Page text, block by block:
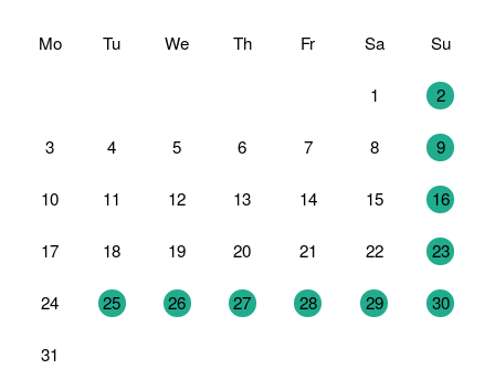
Mo Tu We Th Fr Sa Su
1 2
3 4 5 6 7 8 9
10 11 12 13 14 15 16
17 18 19 20 21 22 23
24 25 26 27 28 29 30
31